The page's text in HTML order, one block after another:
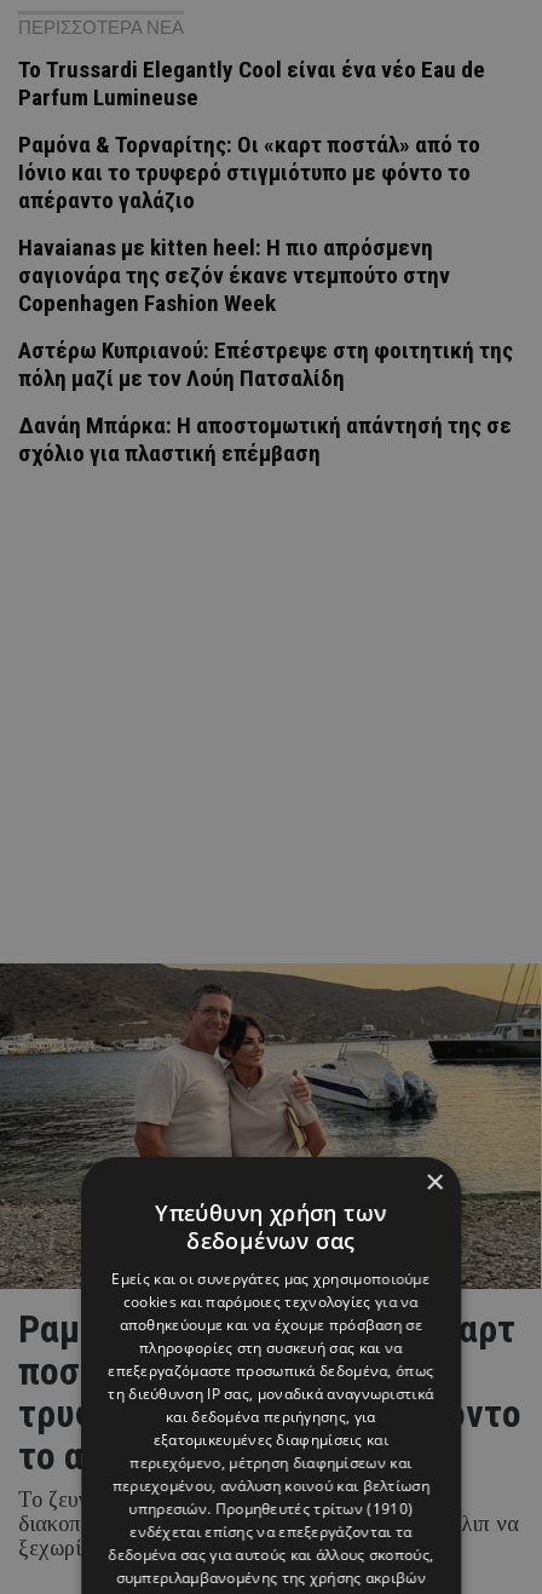
ΠΕΡΙΣΣΟΤΕΡΑ ΝΕΑ
Το Trussardi Elegantly Cool είναι ένα νέο Eau de
Parfum Lumineuse
Ραμόνα & Τορναρίτης: Οι «καρτ ποστάλ» από το
Ιόνιο και το τρυφερό στιγμιότυπο με φόντο το
απέραντο γαλάζιο
Havaianas με kitten heel: Η πιο απρόσμενη
σαγιονάρα της σεζόν έκανε ντεμπούτο στην
Copenhagen Fashion Week
Αστέρω Κυπριανού: Επέστρεψε στη φοιτητική της
πόλη μαζί με τον Λούη Πατσαλίδη
Δανάη Μπάρκα: Η αποστομωτική απάντησή της σε
σχόλιο για πλαστική επέμβαση
Ραμόνα & Τορναρίτης: Οι «καρτ
ποστάλ» από το Ιόνιο και το
τρυφερό στιγμιότυπο με φόντο
το απέραντο γαλάζιο
Το ζευγάρι απολαμβάνει τις καλοκαιρινές του
διακοπές στα νησιά του Ιονίου, με τη Ραμόνα Φίλιπ να
ξεχωρίζει για τα chic beach και resort looks της.
×
Υπεύθυνη χρήση των
δεδομένων σας
Εμείς και οι συνεργάτες μας χρησιμοποιούμε
cookies και παρόμοιες τεχνολογίες για να
αποθηκεύουμε και να έχουμε πρόσβαση σε
πληροφορίες στη συσκευή σας και να
επεξεργαζόμαστε προσωπικά δεδομένα, όπως
τη διεύθυνση IP σας, μοναδικά αναγνωριστικά
και δεδομένα περιήγησης, για
εξατομικευμένες διαφημίσεις και
περιεχόμενο, μέτρηση διαφημίσεων και
περιεχομένου, ανάλυση κοινού και βελτίωση
υπηρεσιών. Προμηθευτές τρίτων (1910)
ενδέχεται επίσης να επεξεργάζονται τα
δεδομένα σας για αυτούς και άλλους σκοπούς,
συμπεριλαμβανομένης της χρήσης ακριβών